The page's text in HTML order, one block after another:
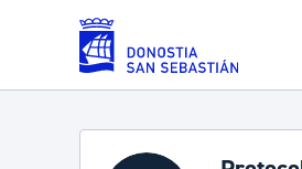
Saltar al contenido principal